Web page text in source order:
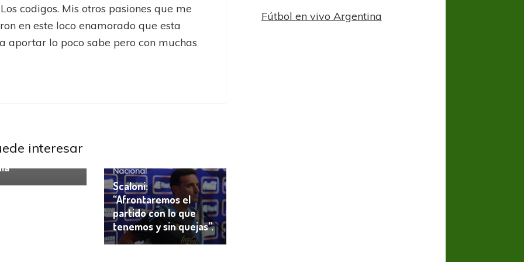
codigos. Mis otros pasiones que me
en este loco enamorado que esta
aportar lo poco sabe pero con muchas
interesar
a
Nacional
Scaloni:
“Afrontaremos el
partido con lo que
tenemos y sin quejas”.
Fútbol en vivo Argentina